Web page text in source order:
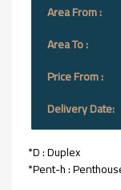
*D : Duplex
*Pent-h :